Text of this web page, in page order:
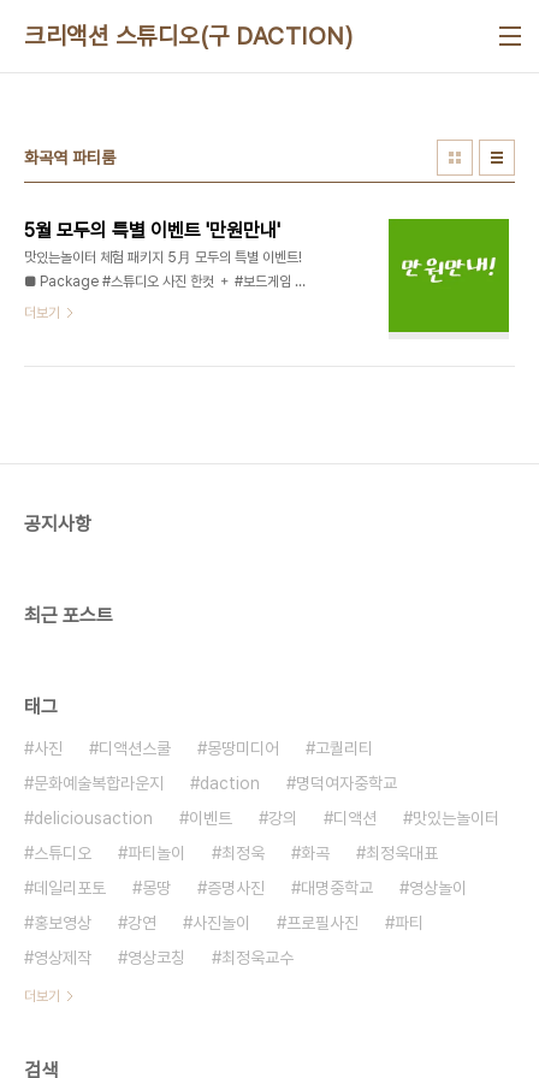
크리액션 스튜디오(구 DACTION)
화곡역 파티룸
5월 모두의 특별 이벤트 '만원만내'
맛있는놀이터 체험 패키지 5月 모두의 특별 이벤트!
■ Package #스튜디오 사진 한컷 ＋ #보드게임 5
판 + #가라오케(노래방) 5곡 + 1free drink = 이
더보기
공지사항
최근 포스트
태그
사진 디액션스쿨 몽땅미디어
고퀄리티
문화예술복합라운지
daction
명덕여자중학교
deliciousaction
이벤트 강의 디액션
맛있는놀이터
스튜디오
파티놀이 최정욱 화곡
최정욱대표
데일리포토
몽땅 증명사진 대명중학교
영상놀이
홍보영상
강연 사진놀이 프로필사진
파티
영상제작
영상코칭 최정욱교수
더보기
검색